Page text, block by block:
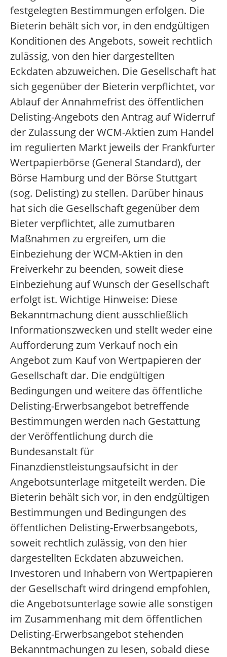
festgelegten Bestimmungen erfolgen. Die
Bieterin behält sich vor, in den endgültigen
Konditionen des Angebots, soweit rechtlich
zulässig, von den hier dargestellten
Eckdaten abzuweichen. Die Gesellschaft hat
sich gegenüber der Bieterin verpflichtet, vor
Ablauf der Annahmefrist des öffentlichen
Delisting-Angebots den Antrag auf Widerruf
der Zulassung der WCM-Aktien zum Handel
im regulierten Markt jeweils der Frankfurter
Wertpapierbörse (General Standard), der
Börse Hamburg und der Börse Stuttgart
(sog. Delisting) zu stellen. Darüber hinaus
hat sich die Gesellschaft gegenüber dem
Bieter verpflichtet, alle zumutbaren
Maßnahmen zu ergreifen, um die
Einbeziehung der WCM-Aktien in den
Freiverkehr zu beenden, soweit diese
Einbeziehung auf Wunsch der Gesellschaft
erfolgt ist. Wichtige Hinweise: Diese
Bekanntmachung dient ausschließlich
Informationszwecken und stellt weder eine
Aufforderung zum Verkauf noch ein
Angebot zum Kauf von Wertpapieren der
Gesellschaft dar. Die endgültigen
Bedingungen und weitere das öffentliche
Delisting-Erwerbsangebot betreffende
Bestimmungen werden nach Gestattung
der Veröffentlichung durch die
Bundesanstalt für
Finanzdienstleistungsaufsicht in der
Angebotsunterlage mitgeteilt werden. Die
Bieterin behält sich vor, in den endgültigen
Bestimmungen und Bedingungen des
öffentlichen Delisting-Erwerbsangebots,
soweit rechtlich zulässig, von den hier
dargestellten Eckdaten abzuweichen.
Investoren und Inhabern von Wertpapieren
der Gesellschaft wird dringend empfohlen,
die Angebotsunterlage sowie alle sonstigen
im Zusammenhang mit dem öffentlichen
Delisting-Erwerbsangebot stehenden
Bekanntmachungen zu lesen, sobald diese